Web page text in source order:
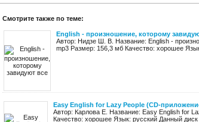
Смотрите также по теме:
English - произношение, которому
Автор: Нидзе Ш. В. Название: English -
mp3 Размер: 156,3 мб Качество: хорошее
Easy English for Lazy People (CD-
Автор: Карлова Е. Название: Easy English for
Качество: хорошее Язык: русский Данный